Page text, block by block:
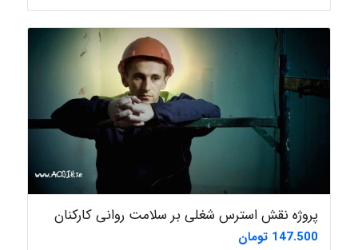
پروژه نقش استرس شغلی بر سلامت روانی کارکنان
147.500 تومان